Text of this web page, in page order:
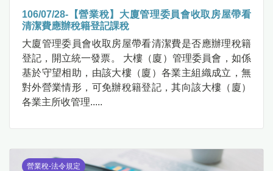
106/07/28-【營業稅】大廈管理委員會收取房屋帶看
清潔費應辦稅籍登記課稅
大廈管理委員會收取房屋帶看清潔費是否應辦理稅籍
登記，開立統一發票。 大樓（廈）管理委員會，如係
基於守望相助，由該大樓（廈）各業主組織成立，無
對外營業情形，可免辦稅籍登記，其向該大樓（廈）
各業主所收管理.....
營業稅-法令規定